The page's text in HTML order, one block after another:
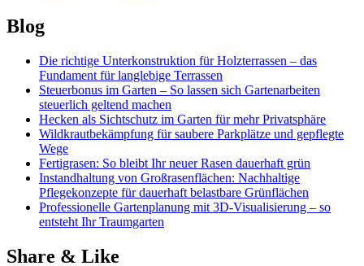
Blog
Die richtige Unterkonstruktion für Holzterrassen – das
Fundament für langlebige Terrassen
Steuerbonus im Garten – So lassen sich Gartenarbeiten
steuerlich geltend machen
Hecken als Sichtschutz im Garten für mehr Privatsphäre
Wildkrautbekämpfung für saubere Parkplätze und gepflegte
Wege
Fertigrasen: So bleibt Ihr neuer Rasen dauerhaft grün
Instandhaltung von Großrasenflächen: Nachhaltige
Pflegekonzepte für dauerhaft belastbare Grünflächen
Professionelle Gartenplanung mit 3D-Visualisierung – so
entsteht Ihr Traumgarten
Share & Like